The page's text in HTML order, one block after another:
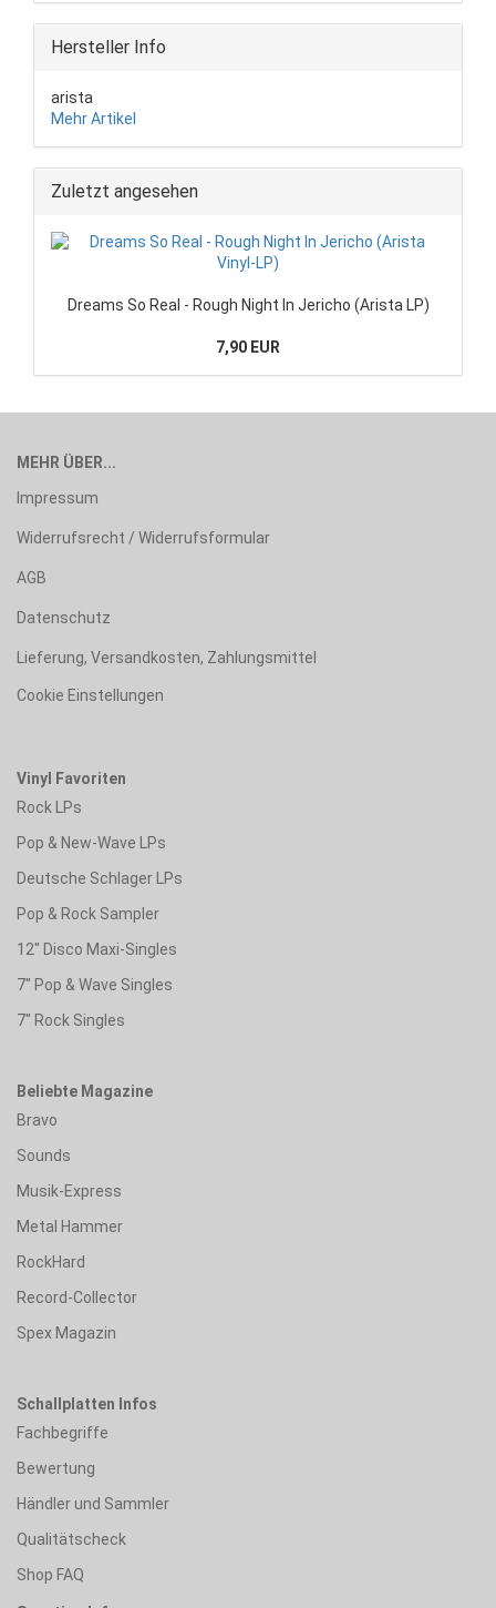
Hersteller Info
arista
Mehr Artikel
Zuletzt angesehen
Dreams So Real - Rough Night In Jericho (Arista LP)
7,90 EUR
MEHR ÜBER...
Impressum
Widerrufsrecht / Widerrufsformular
AGB
Datenschutz
Lieferung, Versandkosten, Zahlungsmittel
Cookie Einstellungen
Vinyl Favoriten
Rock LPs
Pop & New-Wave LPs
Deutsche Schlager LPs
Pop & Rock Sampler
12" Disco Maxi-Singles
7" Pop & Wave Singles
7" Rock Singles
Beliebte Magazine
Bravo
Sounds
Musik-Express
Metal Hammer
RockHard
Record-Collector
Spex Magazin
Schallplatten Infos
Fachbegriffe
Bewertung
Händler und Sammler
Qualitätscheck
Shop FAQ